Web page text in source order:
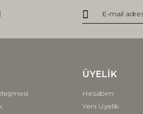
ÜYELİK
Hesabım
Yeni Üyelik